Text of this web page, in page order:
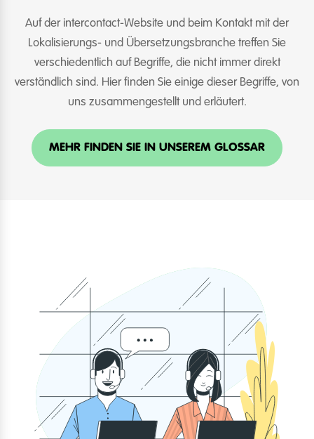
Auf der intercontact-Website und beim Kontakt mit der
Lokalisierungs- und Übersetzungsbranche treffen Sie
verschiedentlich auf Begriffe, die nicht immer direkt
verständlich sind. Hier finden Sie einige dieser Begriffe, von
uns zusammengestellt und erläutert.
MEHR FINDEN SIE IN UNSEREM GLOSSAR